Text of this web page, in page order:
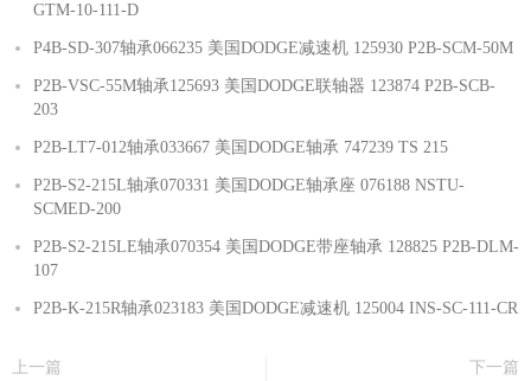
GTM-10-111-D
P4B-SD-307轴承066235 美国DODGE减速机 125930 P2B-SCM-50M
P2B-VSC-55M轴承125693 美国DODGE联轴器 123874 P2B-SCB-
203
P2B-LT7-012轴承033667 美国DODGE轴承 747239 TS 215
P2B-S2-215L轴承070331 美国DODGE轴承座 076188 NSTU-
SCMED-200
P2B-S2-215LE轴承070354 美国DODGE带座轴承 128825 P2B-DLM-
107
P2B-K-215R轴承023183 美国DODGE减速机 125004 INS-SC-111-CR
上一篇
下一篇